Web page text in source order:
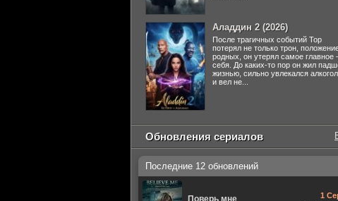
Аладдин 2 (2026)
После трагичных событий Тор
потерял не только трон,
родных, он утерял самое главное
себя. До каких-то пор он жил
жизнью, сильно увлекался
и вел не...
Обновления сериалов
Последние 12 обновлений
Поверь мне
1